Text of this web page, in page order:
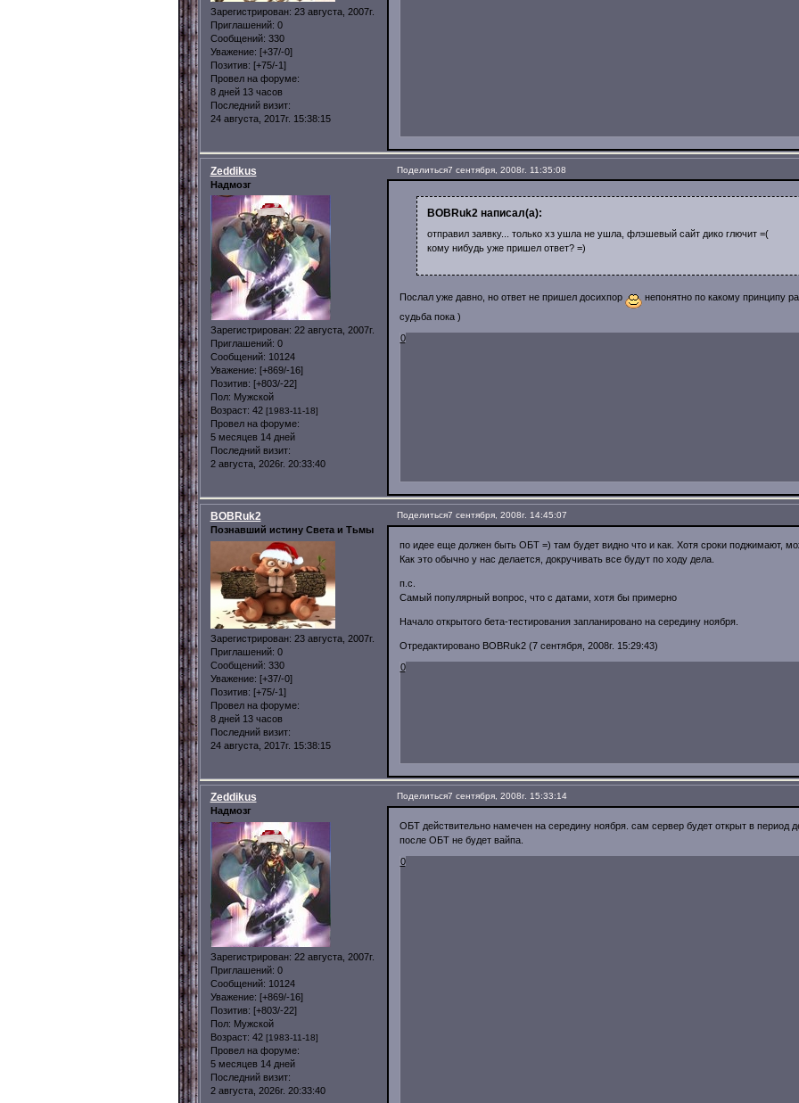
Зарегистрирован: 23 августа, 2007г.
Приглашений: 0
Сообщений: 330
Уважение: [+37/-0]
Позитив: [+75/-1]
Провел на форуме:
8 дней 13 часов
Последний визит:
24 августа, 2017г. 15:38:15
Поделиться7 сентября, 2008г. 11:35:08
Zeddikus
Надмозг
Зарегистрирован: 22 августа, 2007г.
Приглашений: 0
Сообщений: 10124
Уважение: [+869/-16]
Позитив: [+803/-22]
Пол: Мужской
Возраст: 42 [1983-11-18]
Провел на форуме:
5 месяцев 14 дней
Последний визит:
2 августа, 2026г. 20:33:40
BOBRuk2 написал(а):
отправил заявку... только хз ушла не ушла, флэшевый сайт дико глючит =(
кому нибудь уже пришел ответ? =)
Послал уже давно, но ответ не пришел досихпор
непонятно по какому принципу
судьба пока )
0
Поделиться7 сентября, 2008г. 14:45:07
BOBRuk2
Познавший истину Света и Тьмы
Зарегистрирован: 23 августа, 2007г.
Приглашений: 0
Сообщений: 330
Уважение: [+37/-0]
Позитив: [+75/-1]
Провел на форуме:
8 дней 13 часов
Последний визит:
24 августа, 2017г. 15:38:15
по идее еще должен быть ОБТ =) там будет видно что и как. Хотя сроки поджимают,
Как это обычно у нас делается, докручивать все будут по ходу дела.
п.с.
Самый популярный вопрос, что с датами, хотя бы примерно
Начало открытого бета-тестирования запланировано на середину ноября.
Отредактировано BOBRuk2 (7 сентября, 2008г. 15:29:43)
0
Поделиться7 сентября, 2008г. 15:33:14
Zeddikus
Надмозг
Зарегистрирован: 22 августа, 2007г.
Приглашений: 0
Сообщений: 10124
Уважение: [+869/-16]
Позитив: [+803/-22]
Пол: Мужской
Возраст: 42 [1983-11-18]
Провел на форуме:
5 месяцев 14 дней
Последний визит:
2 августа, 2026г. 20:33:40
ОБТ действительно намечен на середину ноября. сам сервер будет открыт в период
после ОБТ не будет вайпа.
0